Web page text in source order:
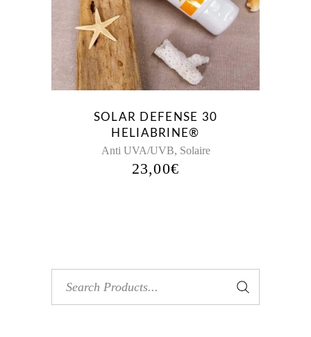
SOLAR DEFENSE 30
HELIABRINE®
Anti UVA/UVB, Solaire
23,00€
for: